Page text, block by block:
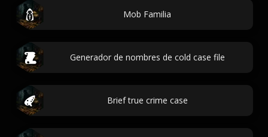
Mob Familia
Generador de nombres de cold case file
Brief true crime case